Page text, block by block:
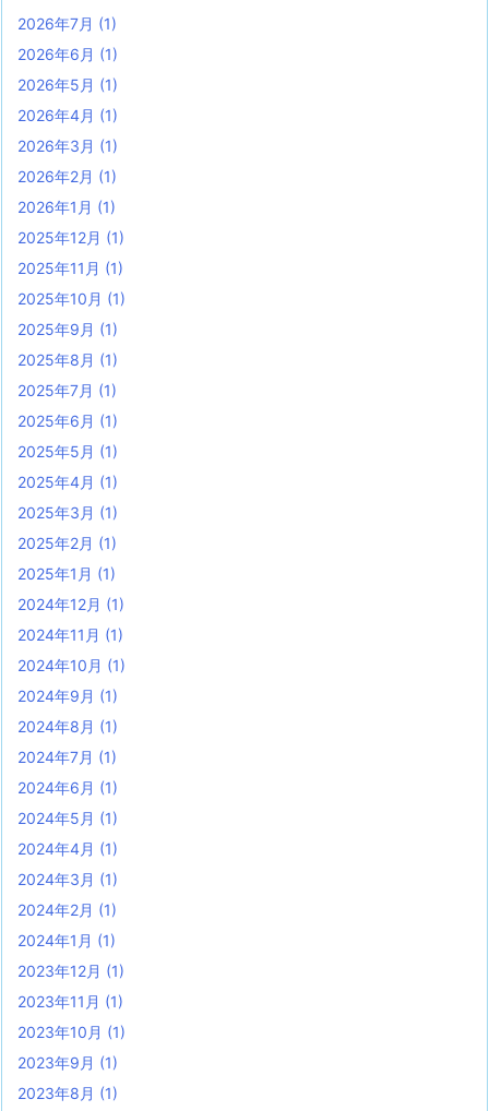
2026年7月 (1)
2026年6月 (1)
2026年5月 (1)
2026年4月 (1)
2026年3月 (1)
2026年2月 (1)
2026年1月 (1)
2025年12月 (1)
2025年11月 (1)
2025年10月 (1)
2025年9月 (1)
2025年8月 (1)
2025年7月 (1)
2025年6月 (1)
2025年5月 (1)
2025年4月 (1)
2025年3月 (1)
2025年2月 (1)
2025年1月 (1)
2024年12月 (1)
2024年11月 (1)
2024年10月 (1)
2024年9月 (1)
2024年8月 (1)
2024年7月 (1)
2024年6月 (1)
2024年5月 (1)
2024年4月 (1)
2024年3月 (1)
2024年2月 (1)
2024年1月 (1)
2023年12月 (1)
2023年11月 (1)
2023年10月 (1)
2023年9月 (1)
2023年8月 (1)